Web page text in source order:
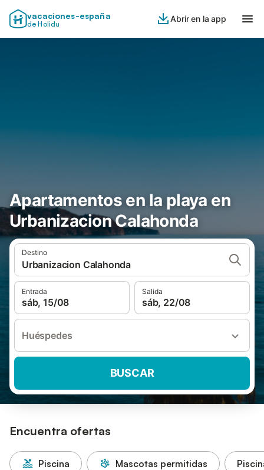
vacaciones-españa
de Holidu
Abrir en la app
Apartamentos en la playa en
Urbanizacion Calahonda
Destino
Urbanizacion Calahonda
Entrada
sáb, 15/08
Salida
sáb, 22/08
Huéspedes
BUSCAR
Encuentra ofertas
Piscina Mascotas permitidas